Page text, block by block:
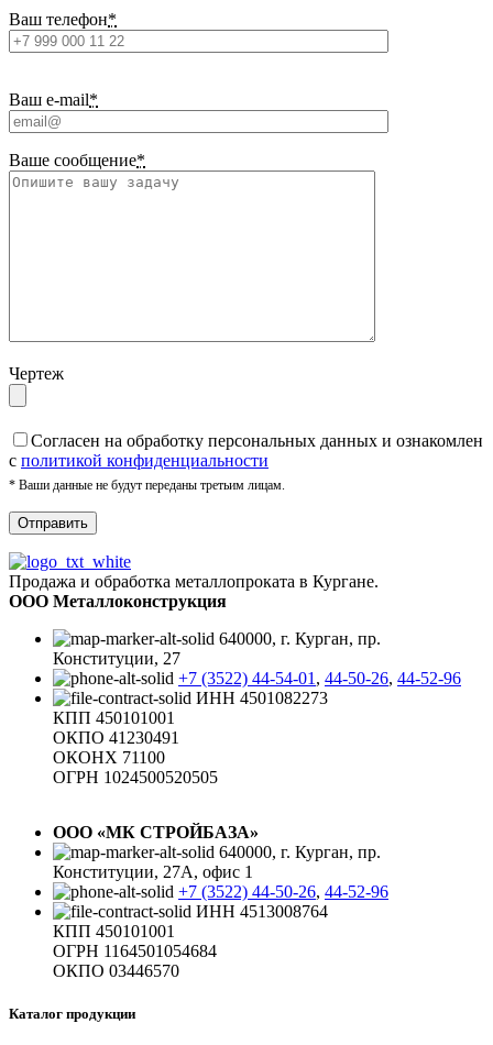
Ваш телефон*
Ваш e-mail*
Ваше сообщение*
Чертеж
Cогласен на обработку персональных данных и ознакомлен
с политикой конфиденциальности
* Ваши данные не будут переданы третьим лицам.
Продажа и обработка металлопроката в Кургане.
ООО Металлоконструкция
640000, г. Курган, пр.
Конституции, 27
+7 (3522) 44-54-01 , 44-50-26, 44-52-96
ИНН 4501082273
КПП 450101001
ОКПО 41230491
ОКОНХ 71100
ОГРН 1024500520505
ООО «МК СТРОЙБАЗА»
640000, г. Курган, пр.
Конституции, 27А, офис 1
+7 (3522) 44-50-26, 44-52-96
ИНН 4513008764
КПП 450101001
ОГРН 1164501054684
ОКПО 03446570
Каталог продукции